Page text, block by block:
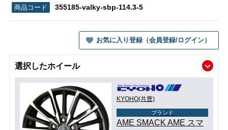
355185-valky-sbp-114.3-5
お気に入り登録（会員登録/ログイン）
選択したホイール
KYOHO(共豊)
ブランド
AME SMACK AME スマ